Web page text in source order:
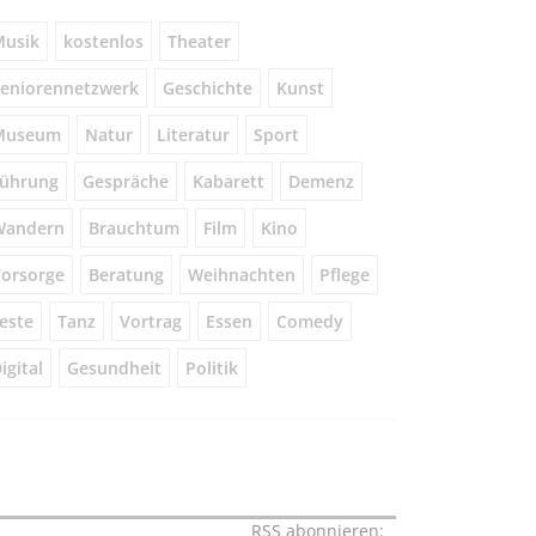
kostenlos Theater
Geschichte Kunst
Natur Literatur Sport
Gespräche Kabarett Demenz
Brauchtum Film Kino
Beratung Weihnachten Pflege
Tanz Vortrag Essen Comedy
Gesundheit Politik
RSS abonnieren: